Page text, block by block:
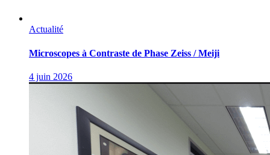
Actualité
Microscopes à Contraste de Phase Zeiss / Meiji
4 juin 2026